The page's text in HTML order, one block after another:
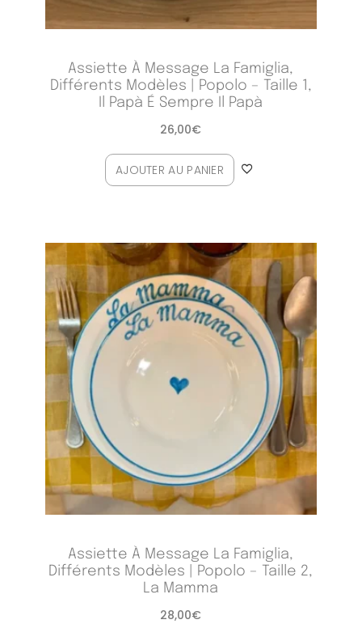
Assiette À Message La Famiglia,
Différents Modèles | Popolo – Taille 1,
Il Papà É Sempre Il Papà
26,00€
AJOUTER AU PANIER
Assiette À Message La Famiglia,
Différents Modèles | Popolo – Taille 2,
La Mamma
28,00€